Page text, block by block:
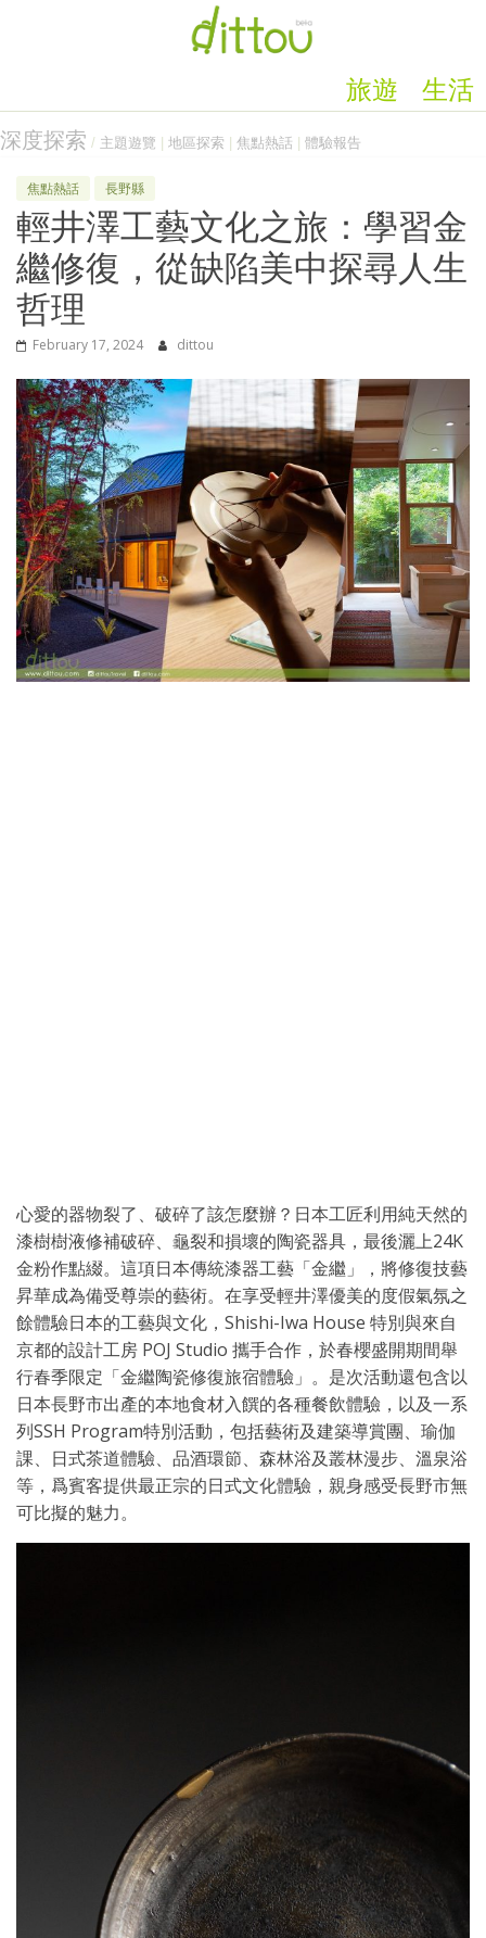
生活
旅遊
深度探索 / 主題遊覽 地區探索 焦點熱話 體驗報告
焦點熱話 長野縣
輕井澤工藝文化之旅：學習金
繼修復，從缺陷美中探尋人生
哲理
February 17, 2024 dittou
心愛的器物裂了、破碎了該怎麼辦？日本工匠利用純天然的
漆樹樹液修補破碎、龜裂和損壞的陶瓷器具，最後灑上24K
金粉作點綴。這項日本傳統漆器工藝「金繼」，將修復技藝
昇華成為備受尊崇的藝術。在享受輕井澤優美的度假氣氛之
餘體驗日本的工藝與文化，Shishi-Iwa House 特別與來自
京都的設計工房 POJ Studio 攜手合作，於春櫻盛開期間舉
行春季限定「金繼陶瓷修復旅宿體驗」。是次活動還包含以
日本長野市出產的本地食材入饌的各種餐飲體驗，以及一系
列SSH Program特別活動，包括藝術及建築導賞團、瑜伽
課、日式茶道體驗、品酒環節、森林浴及叢林漫步、溫泉浴
等，爲賓客提供最正宗的日式文化體驗，親身感受長野市無
可比擬的魅力。